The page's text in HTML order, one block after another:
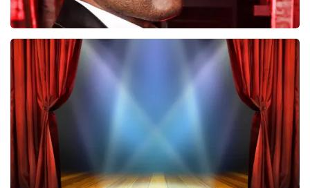
Don Omar
224 laatste 30 minuten
BESTEL NU